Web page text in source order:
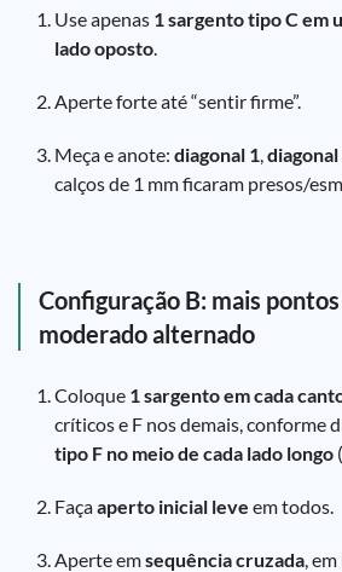
Use apenas 1 sargento tipo C em
lado oposto.
Aperte forte até “sentir firme”.
Meça e anote: diagonal 1,diagonal
calços de 1 mm ficaram presos/
Configuração B: mais
moderado alternado
Coloque 1 sargento em cada
críticos e F nos demais, conforme
tipo F no meio de cada lado longo
Façaaperto inicial leve em todos.
Aperte emsequência cruzada,